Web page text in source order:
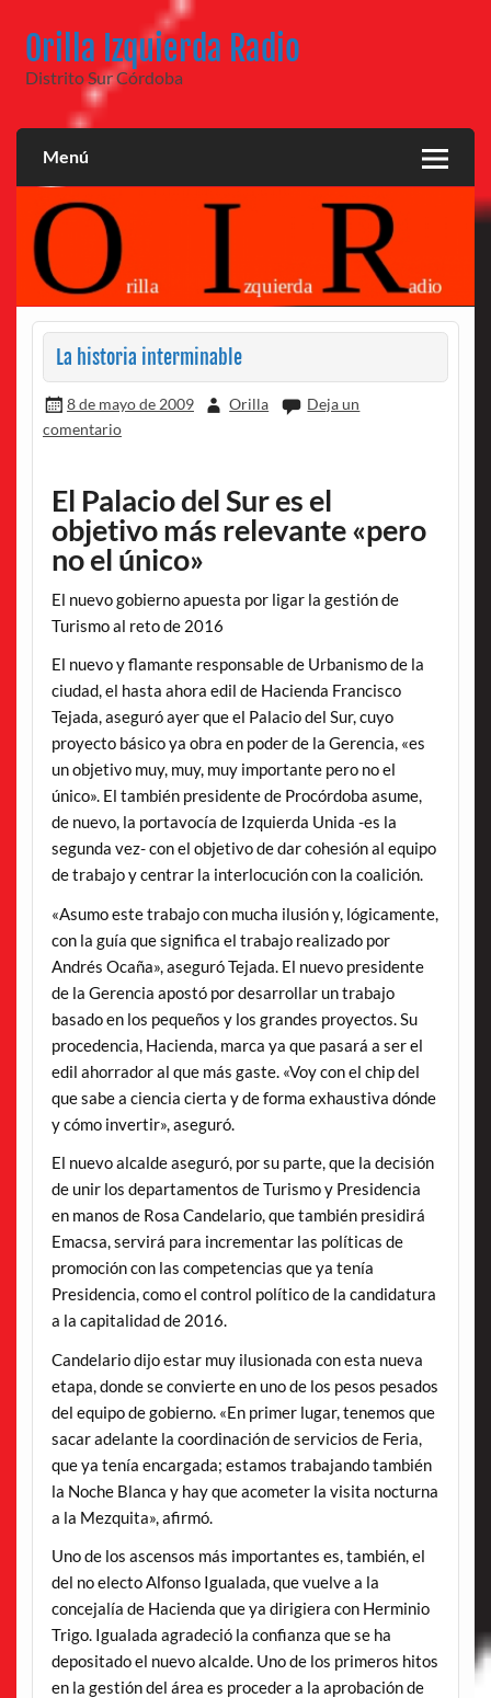
contenido
Orilla Izquierda Radio
Distrito Sur Córdoba
Menú
La historia interminable
8 de mayo de 2009 Orilla
Deja un
comentario
El Palacio del Sur es el
objetivo más relevante «pero
no el único»
El nuevo gobierno apuesta por ligar la gestión de
Turismo al reto de 2016
El nuevo y flamante responsable de Urbanismo de la
ciudad, el hasta ahora edil de Hacienda Francisco
Tejada, aseguró ayer que el Palacio del Sur, cuyo
proyecto básico ya obra en poder de la Gerencia, «es
un objetivo muy, muy, muy importante pero no el
único». El también presidente de Procórdoba asume,
de nuevo, la portavocía de Izquierda Unida -es la
segunda vez- con el objetivo de dar cohesión al equipo
de trabajo y centrar la interlocución con la coalición.
«Asumo este trabajo con mucha ilusión y, lógicamente,
con la guía que significa el trabajo realizado por
Andrés Ocaña», aseguró Tejada. El nuevo presidente
de la Gerencia apostó por desarrollar un trabajo
basado en los pequeños y los grandes proyectos. Su
procedencia, Hacienda, marca ya que pasará a ser el
edil ahorrador al que más gaste. «Voy con el chip del
que sabe a ciencia cierta y de forma exhaustiva dónde
y cómo invertir», aseguró.
El nuevo alcalde aseguró, por su parte, que la decisión
de unir los departamentos de Turismo y Presidencia
en manos de Rosa Candelario, que también presidirá
Emacsa, servirá para incrementar las políticas de
promoción con las competencias que ya tenía
Presidencia, como el control político de la candidatura
a la capitalidad de 2016.
Candelario dijo estar muy ilusionada con esta nueva
etapa, donde se convierte en uno de los pesos pesados
del equipo de gobierno. «En primer lugar, tenemos que
sacar adelante la coordinación de servicios de Feria,
que ya tenía encargada; estamos trabajando también
la Noche Blanca y hay que acometer la visita nocturna
a la Mezquita», afirmó.
Uno de los ascensos más importantes es, también, el
del no electo Alfonso Igualada, que vuelve a la
concejalía de Hacienda que ya dirigiera con Herminio
Trigo. Igualada agradeció la confianza que se ha
depositado el nuevo alcalde. Uno de los primeros hitos
en la gestión del área es proceder a la aprobación de